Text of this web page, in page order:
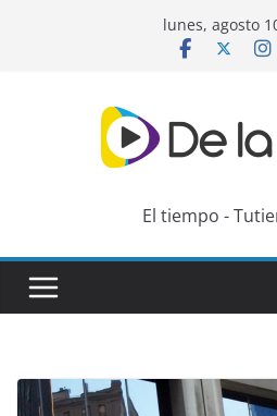
lunes, agosto
El tiempo -